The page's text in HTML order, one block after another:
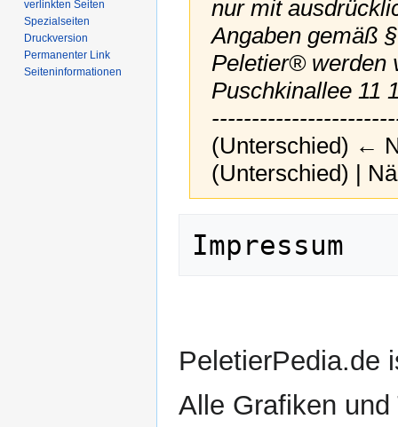
nur mit
Angaben gemäß
Peletier® werden
Puschkinallee 11
(Unterschied) ←
(Unterschied) |
Navigation
Suche
PeletierPedia.de
Alle Grafiken
verlinkten Seiten
Spezialseiten
Druckversion
Permanenter Link
Seiten­­informationen